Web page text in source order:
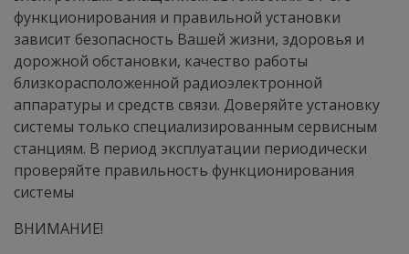
функционирования и правильной установки
зависит безопасность Вашей жизни, здоровья и
дорожной обстановки, качество работы
близкорасположенной радиоэлектронной
аппаратуры и средств связи. Доверяйте установку
системы только специализированным сервисным
станциям. В период эксплуатации периодически
проверяйте правильность функционирования
системы
ВНИМАНИЕ!